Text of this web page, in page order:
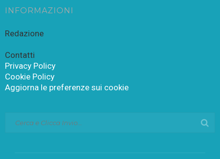
INFORMAZIONI
Redazione
Contatti
Privacy Policy
Cookie Policy
Aggiorna le preferenze sui cookie